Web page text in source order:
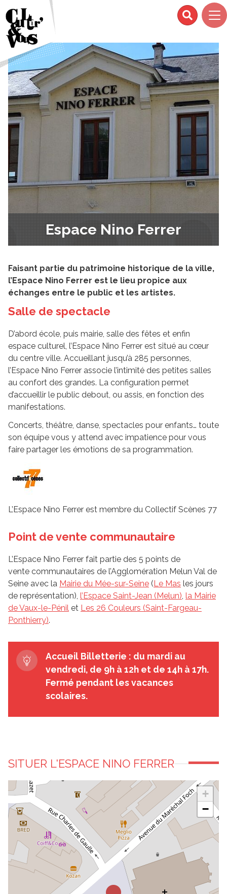
Espace Nino Ferrer
Faisant partie du patrimoine historique de la ville,
l’Espace Nino Ferrer est le lieu propice aux
échanges entre le public et les artistes.
Salle de spectacle
D’abord école, puis mairie, salle des fêtes et enfin
espace culturel, l’Espace Nino Ferrer est situé au cœur
du centre ville. Accueillant jusqu’à 285 personnes,
l’Espace Nino Ferrer associe l’intimité des petites salles
au confort des grandes. La configuration permet
d’accueillir le public debout, ou assis, en fonction des
manifestations.
Concerts, théâtre, danse, spectacles pour enfants… toute
son équipe vous y attend avec impatience pour vous
faire partager les émotions de sa programmation.
L’Espace Nino Ferrer est membre du Collectif Scènes 77
Point de vente communautaire
L’Espace Nino Ferrer fait partie des 5 points de
vente communautaires de l’Agglomération Melun Val de
Seine avec la Mairie du Mée-sur-Seine (Le Mas les jours
de représentation), l’Espace Saint-Jean (Melun) la Mairie
de Vaux-le-Pénil et Les 26 Couleurs (Saint-Fargeau-
Ponthierry).
Accueil Billetterie : du mardi au
vendredi, de 9h à 12h et de 14h à 17h.
Fermé pendant les vacances
scolaires.
SITUER L'ESPACE NINO FERRER
+
−